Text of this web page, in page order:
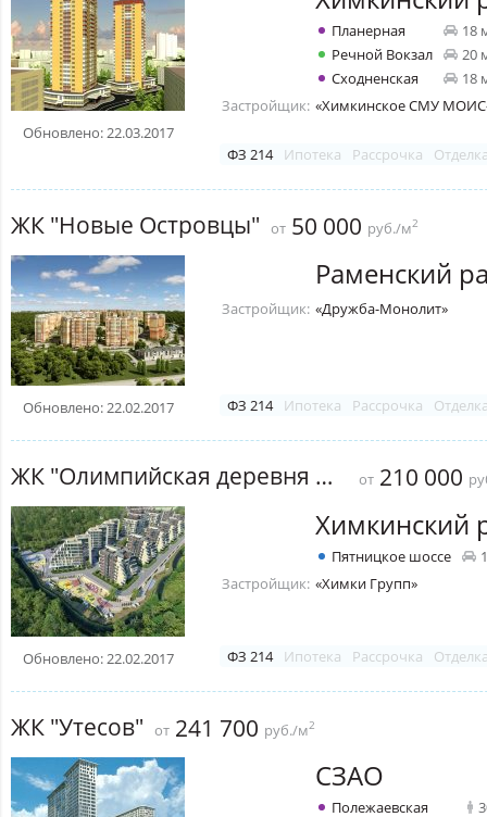
Обновлено: 22.03.2017
Планерная
18
Речной Вокзал
20
Сходненская
18
Застройщик: «Химкинское СМУ
ФЗ 214 Ипотека Рассрочка
ЖК "Новые Островцы" от 50 000 руб./м2
Обновлено: 22.02.2017
Раменский
Застройщик: «Дружба-Монолит»
ФЗ 214 Ипотека Рассрочка
ЖК "Олимпийская деревня Новогорск. Квартиры" от 210 000
Обновлено: 22.02.2017
Химкинский
Пятницкое шоссе
Застройщик: «Химки Групп»
ФЗ 214 Ипотека Рассрочка
ЖК "Утесов" от 241 700 руб./м2
СЗАО
Полежаевская